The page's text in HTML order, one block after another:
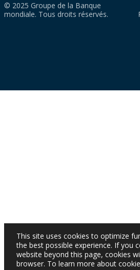
© 2025 Groupe de la Banque
mondiale. Tous droits réservés.
This site uses cookies to optimize
the best possible experience. If you
website beyond this page, cookies
browser. To learn more about